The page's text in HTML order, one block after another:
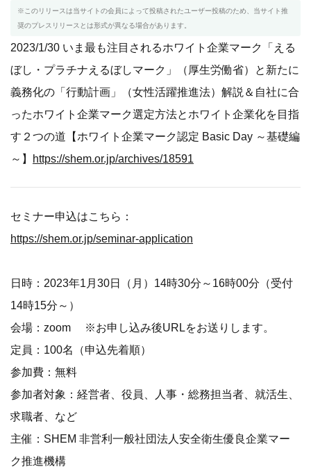
※このリリースは当サイトの会員によって投稿されたユーザー投稿のため、当サイト推
奨のプレスリリースとは形式が異なる場合があります。
2023/1/30 いま最も注目されるホワイト企業マーク「える
ぼし・プラチナえるぼしマーク」（厚生労働省）と新たに
義務化の「行動計画」（女性活躍推進法）解説＆自社に合
ったホワイト企業マーク選定方法とホワイト企業化を目指
す２つの道【ホワイト企業マーク認定 Basic Day ～基礎編
～】
https://shem.or.jp/archives/18591
セミナー申込はこちら：
https://shem.or.jp/seminar-application
日時：2023年1月30日（月）14時30分～16時00分（受付
14時15分～）
会場：zoom ※お申し込み後URLをお送りします。
定員：100名（申込先着順）
参加費：無料
参加者対象：経営者、役員、人事・総務担当者、就活生、
求職者、など
主催：SHEM 非営利一般社団法人安全衛生優良企業マー
ク推進機構